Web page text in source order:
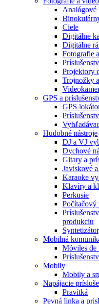
Analógové
Ciele
Digitálne
Digitálne
Fotografie
Projektory
Trojnožky
GPS a
GPS
Hudobné nástroje
DJ a VJ
Dychové
Gitary a
Javiskové
Karaoke
Klavíry a
Perkusie
Počítačový
produkciu
Mobilná
Móviles de
Mobily
Mobily a
Napájacie
Pravítká
Pevná linka a